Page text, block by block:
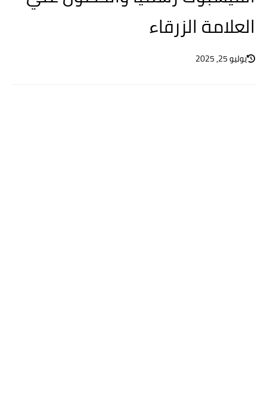
العلامة الزرقاء
يوليو 25, 2025